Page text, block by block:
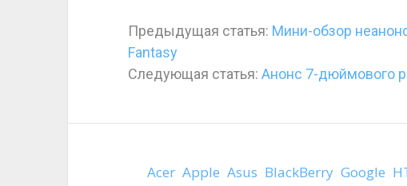
Предыдущая статья: Мини-обзор
Fantasy
Следующая статья: Анонс 7-дюймового
Acer Apple Asus BlackBerry Google